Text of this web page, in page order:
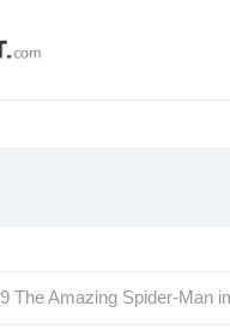
The Amazing Spider-Man